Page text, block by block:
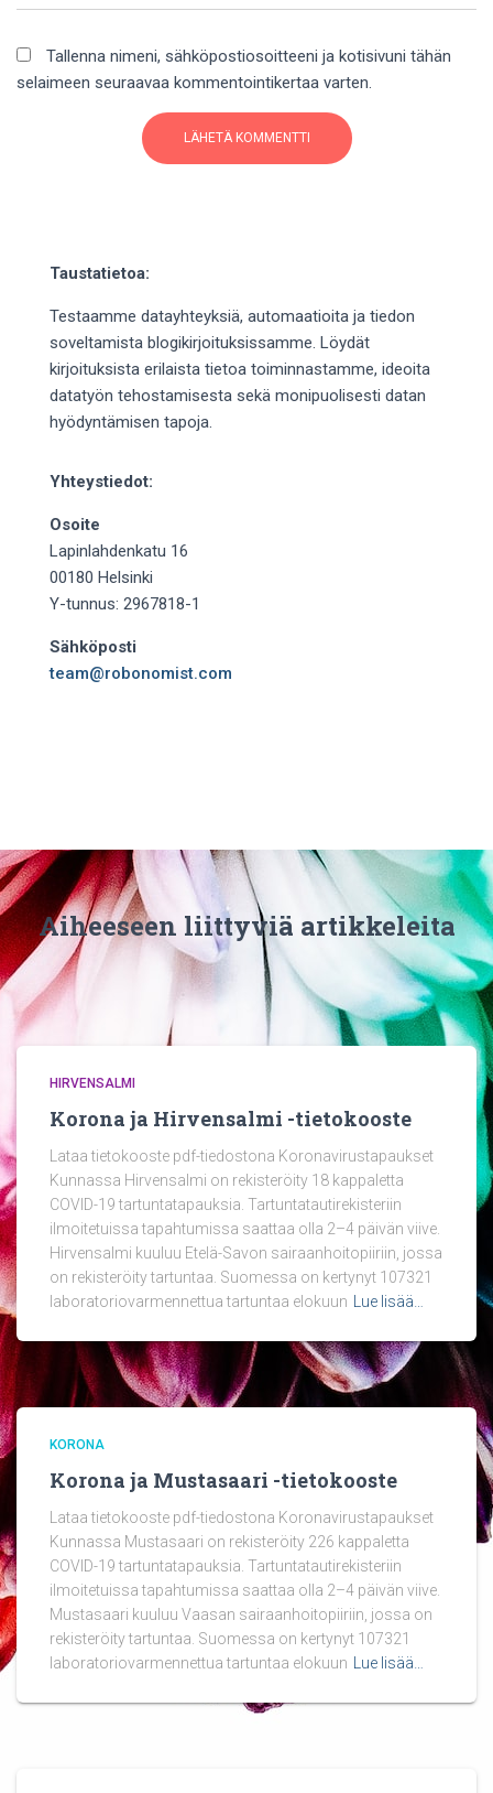
Tallenna nimeni, sähköpostiosoitteeni ja kotisivuni tähän
selaimeen seuraavaa kommentointikertaa varten.
Taustatietoa:
Testaamme datayhteyksiä, automaatioita ja tiedon
soveltamista blogikirjoituksissamme. Löydät
kirjoituksista erilaista tietoa toiminnastamme, ideoita
datatyön tehostamisesta sekä monipuolisesti datan
hyödyntämisen tapoja.
Yhteystiedot:
Osoite
Lapinlahdenkatu 16
00180 Helsinki
Y-tunnus: 2967818-1
Sähköposti
team@robonomist.com
Aiheeseen liittyviä artikkeleita
HIRVENSALMI
Korona ja Hirvensalmi -tietokooste
Lataa tietokooste pdf-tiedostona Koronavirustapaukset
Kunnassa Hirvensalmi on rekisteröity 18 kappaletta
COVID-19 tartuntatapauksia. Tartuntatautirekisteriin
ilmoitetuissa tapahtumissa saattaa olla 2–4 päivän viive.
Hirvensalmi kuuluu Etelä-Savon sairaanhoitopiiriin, jossa
on rekisteröity tartuntaa. Suomessa on kertynyt 107321
laboratoriovarmennettua tartuntaa elokuun
Lue lisää…
KORONA
Korona ja Mustasaari -tietokooste
Lataa tietokooste pdf-tiedostona Koronavirustapaukset
Kunnassa Mustasaari on rekisteröity 226 kappaletta
COVID-19 tartuntatapauksia. Tartuntatautirekisteriin
ilmoitetuissa tapahtumissa saattaa olla 2–4 päivän viive.
Mustasaari kuuluu Vaasan sairaanhoitopiiriin, jossa on
rekisteröity tartuntaa. Suomessa on kertynyt 107321
laboratoriovarmennettua tartuntaa elokuun
Lue lisää…